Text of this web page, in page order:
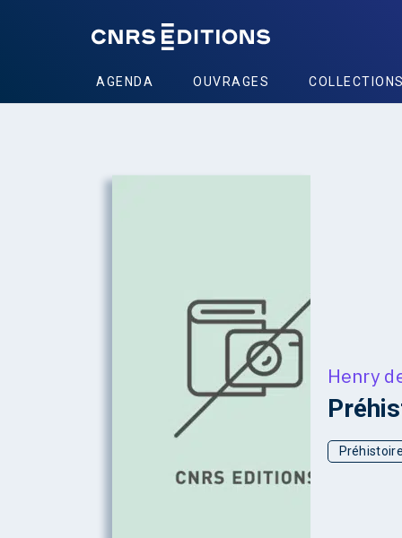
AGENDA OUVRAGES COLLECTIONS
Henry
Préhistoire